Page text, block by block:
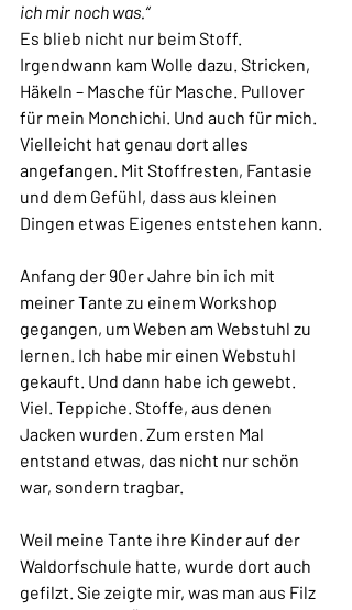
ich mir noch was.“
Es blieb nicht nur beim Stoff.
Irgendwann kam Wolle dazu. Stricken,
Häkeln – Masche für Masche. Pullover
für mein Monchichi. Und auch für mich.
Vielleicht hat genau dort alles
angefangen. Mit Stoffresten, Fantasie
und dem Gefühl, dass aus kleinen
Dingen etwas Eigenes entstehen kann.
Anfang der 90er Jahre bin ich mit
meiner Tante zu einem Workshop
gegangen, um Weben am Webstuhl zu
lernen. Ich habe mir einen Webstuhl
gekauft. Und dann habe ich gewebt.
Viel. Teppiche. Stoffe, aus denen
Jacken wurden. Zum ersten Mal
entstand etwas, das nicht nur schön
war, sondern tragbar.
Weil meine Tante ihre Kinder auf der
Waldorfschule hatte, wurde dort auch
gefilzt. Sie zeigte mir, was man aus Filz